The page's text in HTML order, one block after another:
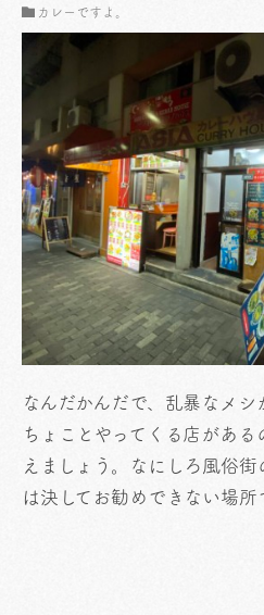
カレーですよ。
なんだかんだで、乱暴なメシ
ちょことやってくる店があ
えましょう。なにしろ風俗
は決してお勧めできない場所